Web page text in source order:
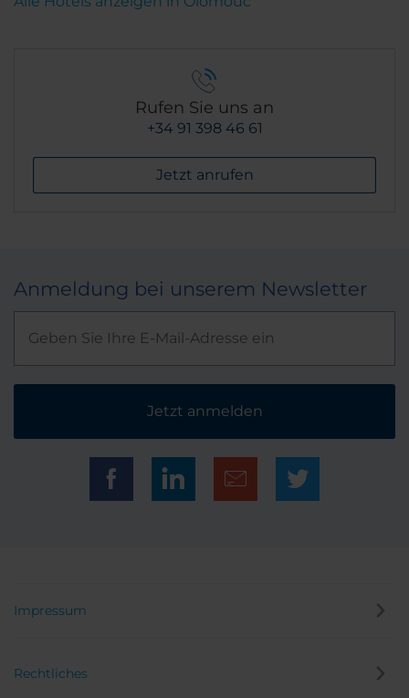
Rufen Sie uns an
+34 91 398 46 61
Jetzt anrufen
Anmeldung bei unserem Newsletter
Jetzt anmelden
Impressum
Rechtliches